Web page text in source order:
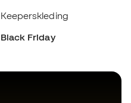
Keeperskleding
Black Friday